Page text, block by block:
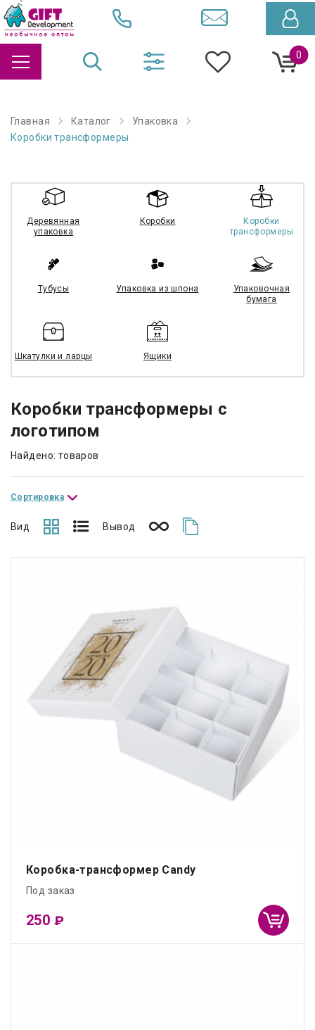
0
Главная Каталог
Упаковка
Коробки трансформеры
Деревянная
упаковка
Коробки
Коробки
трансформеры
Тубусы Упаковка из шпона
Упаковочная
бумага
Шкатулки и ларцы Ящики
Коробки трансформеры с
логотипом
Найдено: товаров
Сортировка
Вид Вывод
Коробка-трансформер Candy
Под заказ
250 ₽